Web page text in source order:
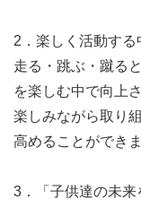
2．楽しく活動す
走る・跳ぶ・蹴る
を楽しむ中で向上
楽しみながら取り
高めることができま
3．「子供達の未来